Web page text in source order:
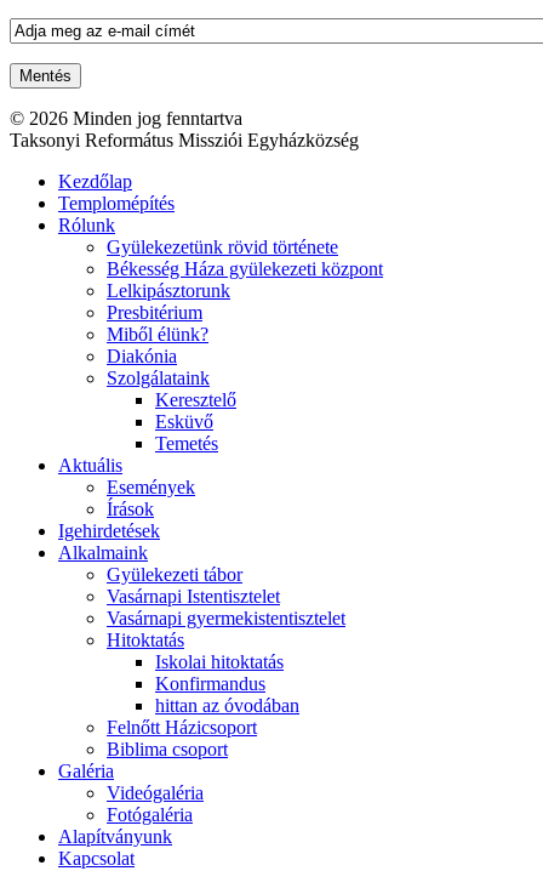
© 2026 Minden jog fenntartva
Taksonyi Református Missziói Egyházközség
Kezdőlap
Templomépítés
Rólunk
Gyülekezetünk rövid története
Békesség Háza gyülekezeti központ
Lelkipásztorunk
Presbitérium
Miből élünk?
Diakónia
Szolgálataink
Keresztelő
Esküvő
Temetés
Aktuális
Események
Írások
Igehirdetések
Alkalmaink
Gyülekezeti tábor
Vasárnapi Istentisztelet
Vasárnapi gyermekistentisztelet
Hitoktatás
Iskolai hitoktatás
Konfirmandus
hittan az óvodában
Felnőtt Házicsoport
Biblima csoport
Galéria
Videógaléria
Fotógaléria
Alapítványunk
Kapcsolat